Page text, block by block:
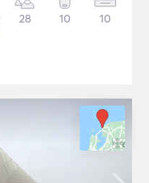
28 10 10